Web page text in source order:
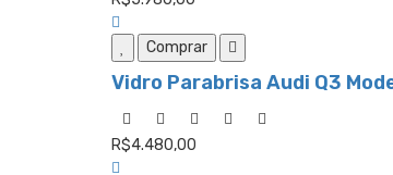
Comprar
Vidro Parabrisa Audi Q3
R$4.480,00